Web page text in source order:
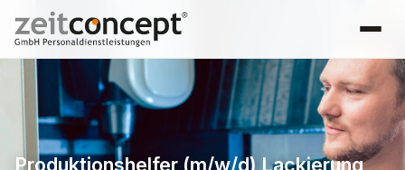
Produktionshelfer (m/w/d) Lackierung